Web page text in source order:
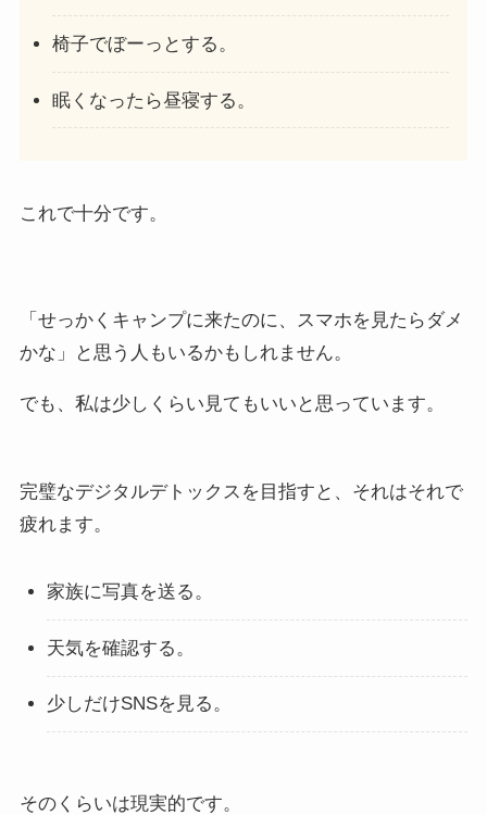
椅子でぼーっとする。
眠くなったら昼寝する。
これで十分です。
「せっかくキャンプに来たのに、スマホを見たらダメ
かな」と思う人もいるかもしれません。
でも、私は少しくらい見てもいいと思っています。
完璧なデジタルデトックスを目指すと、それはそれで
疲れます。
家族に写真を送る。
天気を確認する。
少しだけSNSを見る。
そのくらいは現実的です。